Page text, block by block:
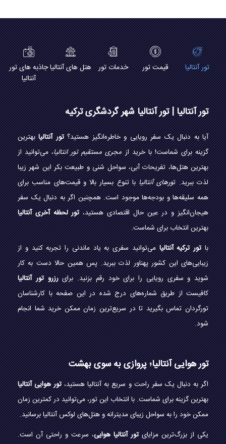
تور آنتالیا قیمت تور خدمات تور هتل های آنتالیاجاذبه های تور
آنتالیا
تور آنتالیا | تور آنتالیا شهر گردشگری ترکیه
آیا به دنبال یک سفر رویایی و خاطره‌انگیز هستید؟تور آنتالیابهترین
گزینه برای شماست! با خرید ازمجری مستقیم تور انتالیا، می‌توانید از
بهترین هتل‌ها، تفریحات آبی، سواحل شنی و طبیعت بکر این شهر زیبا
لذت ببرید. تورهای آنتالیابا تنوع بسیار بالا و قیمت‌های مناسب برای
همه سلیقه‌ها و بودجه‌ها موجود است. همچنین اگر به دنبال یک سفر
هیجان‌انگیز و در عین حال اقتصادی هستید،تور لحظه آخری آنتالیا
بهترین انتخاب برای شماست.
باتور ترکیه آنتالیامی‌توانید سفری به یاد ماندنی را تجربه کنید و از
زیبایی‌های این کشور پهناور لذت ببرید. پس همین حالا دست به کار
شوید و سفری رویایی را برای خود رقم بزنید. برایرزرو تور آنتالیا
کافیست از طریق شماره‌های درج شده در این صفحه با کارشناسان
تورگردان تماس بگیرید تا در سریع‌ترین زمان ممکن خرید شما انجام
شود.
تور هوایی آنتالیا؛ پروازی به سوی بهشت
اگر به دنبال یک سفر راحت و سریع به آنتالیا هستید،تور هوایی آنتالیا
بهترین گزینه برای شماست. با انتخاب این تور، می‌توانید در کمترین زمان
ممکن خود را به سواحل زیبای مدیترانه و هتل‌های لوکس آنتالیا برسانید.
یکی از بزرگ‌ترین مزایایتور آنتالیا هوایی، سرعت و راحتی آن است.